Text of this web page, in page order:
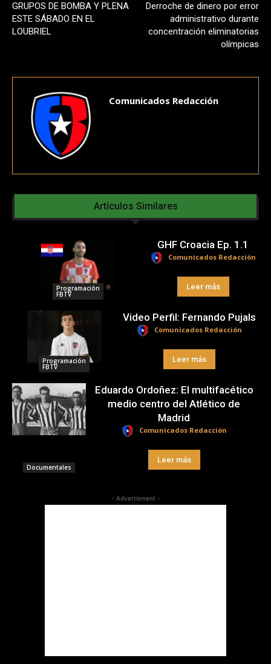
​GRUPOS DE BOMBA Y PLENA
ESTE SÁBADO EN EL
LOUBRIEL
Derroche de dinero por error
administrativo durante
concentración eliminatorias
olímpicas
Comunicados Redacción
Artículos Similares
Programación
FBTV
GHF Croacia Ep. 1.1
Comunicados Redacción
Leer más
Programación
FBTV
Video Perfil: Fernando Pujals
Comunicados Redacción
Leer más
Documentales
Eduardo Ordoñez: El multifacético
medio centro del Atlético de
Madrid
Comunicados Redacción
Leer más
- Advertisment -